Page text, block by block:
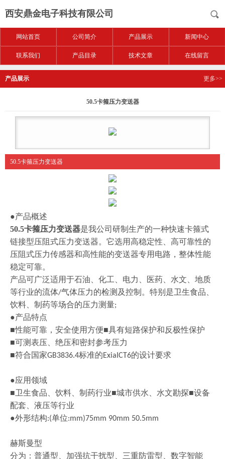
西安鼎金电子科技有限公司
网站首页 公司简介 产品展示 新闻中心
联系我们 产品目录 技术文章 在线留言
产品展示 更多>>
50.5卡箍压力变送器
50.5卡箍压力变送器
●产品概述
50.5卡箍压力变送器是我公司研制生产的一种快速卡箍式
链接型压阻式压力变送器。它选用高稳定性、高可靠性的
压阻式压力传感器和高性能的变送器专用电路，整体性能
稳定可靠。
产品可广泛适用于石油、化工、电力、医药、水文、地质
等行业的流体/气体压力的检测及控制。特别是卫生食品、
饮料、制药等场合的压力测量;
●产品特点
■性能可靠，安全使用方便■具有短路保护和反极性保护
■可测表压、绝压和密封参考压力
■符合国家GB3836.4标准的ExiaICT6的设计要求
●应用领域
■卫生食品、饮料、制药行业■城市供水、水文勘探■设备
配套、液压等行业
●外形结构:(单位:mm)75mm 90mm 50.5mm
赫斯曼型
分为：普通型、加强抗干扰型、三重防雷型、数字智能